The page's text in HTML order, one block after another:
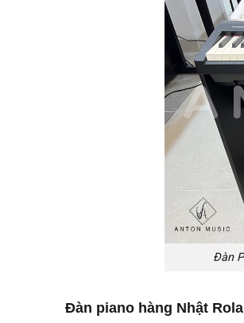
Đàn
Đàn piano hàng Nhật